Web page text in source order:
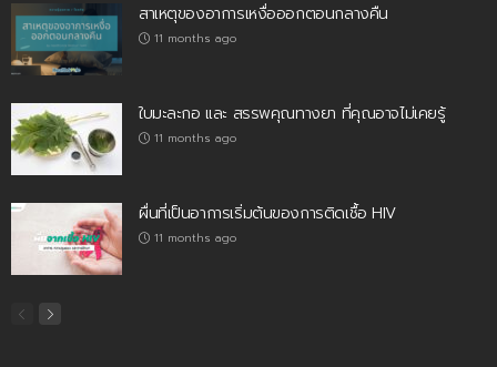
สาเหตุของอาการเหงื่อออกตอนกลางคืน
11 months ago
ใบมะละกอ และ สรรพคุณทางยา ที่คุณอาจไม่เคยรู้
11 months ago
ผื่นที่เป็นอาการเริ่มต้นของการติดเชื้อ HIV
11 months ago